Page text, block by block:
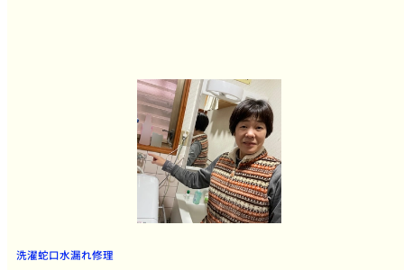
洗濯蛇口水漏れ修理